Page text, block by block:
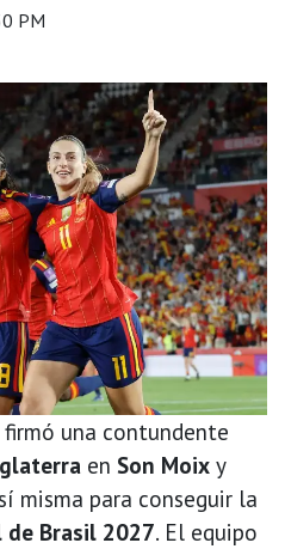
PM
firmó una contundente
en Son Moix y
misma para conseguir la
de Brasil 2027. El equipo